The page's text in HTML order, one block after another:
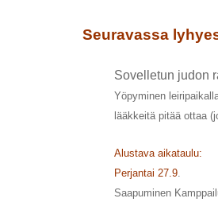
Seuravassa
Sovelletun judon
Yöpyminen
lääkkeitä pitää ottaa
Alustava aikataulu:
Perjantai 27.9.
Saapuminen